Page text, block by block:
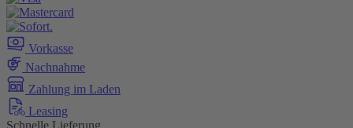
Vorkasse
Nachnahme
Zahlung im Laden
Leasing